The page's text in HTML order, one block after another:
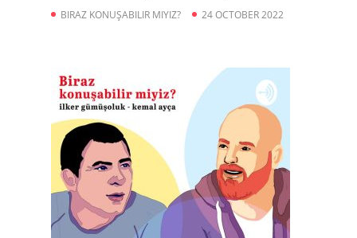
BIRAZ KONUŞABILIR MIYIZ? 24 OCTOBER 2022